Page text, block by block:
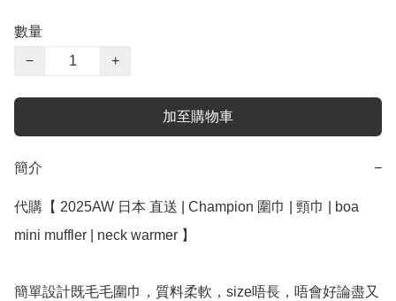
數量
−
+
加至購物車
簡介 −
代購【 2025AW 日本 直送 | Champion 圍巾 | 頸巾 | boa
mini muffler | neck warmer 】
簡單設計既毛毛圍巾，質料柔軟，size唔長，唔會好論盡又